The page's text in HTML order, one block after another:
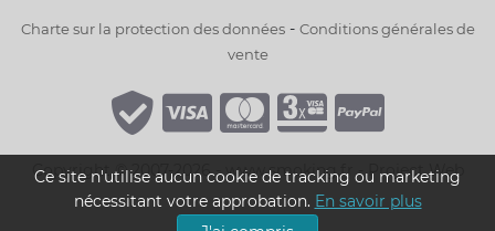
Charte sur la protection des données- Conditions générales de
vente
Copyright © 2007-2026 - www.smoking.fr -Project Web
Ce site n'utilise aucun cookie de tracking ou marketing
nécessitant votre approbation. En savoir plus